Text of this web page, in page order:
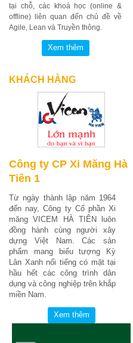
tại chỗ, các khoá học (online &
offline) liên quan đến chủ đề về
Agile, Lean và Truyền thông.
KHÁCH HÀNG
Công ty CP Xi Măng Hà
Tiên 1
Từ ngày thành lập năm 1964
đến nay, Công ty Cổ phần Xi
măng VICEM HÀ TIÊN luôn
đồng hành cùng người xây
dựng Việt Nam. Các sản
phẩm mang biểu tượng Kỳ
Lân Xanh nổi tiếng có mặt tại
hầu hết các công trình dân
dụng và công nghiệp trên khắp
miền Nam.